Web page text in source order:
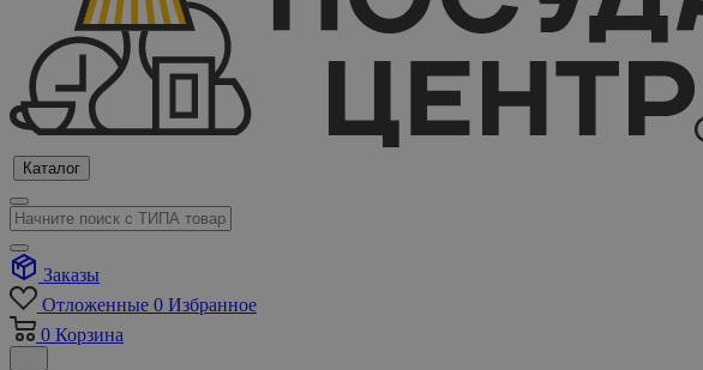
Каталог
Заказы
Отложенные 0 Избранное
0 Корзина